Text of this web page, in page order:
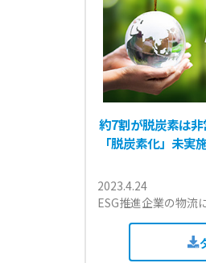
約7割が脱炭素は
「脱炭素化」未実
2023.4.24
ESG推進企業の物流